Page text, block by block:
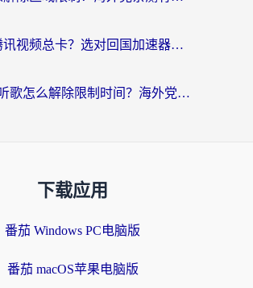
海外看腾讯视频总卡？选对回国加速器，还能解决英国1号店定位+欧洲杯CCTV5直播问题
QQ国外听歌怎么解除限制时间？海外党亲测有效的回国加速方案
下载应用
番茄 Windows PC电脑版
番茄 macOS苹果电脑版